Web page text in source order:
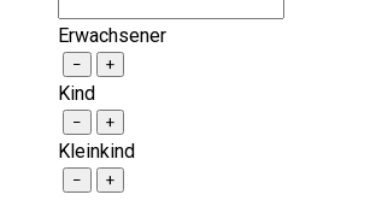
Erwachsener
− +
Kind
− +
Kleinkind
− +